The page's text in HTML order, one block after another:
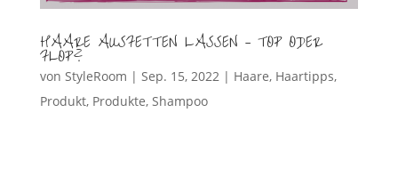
HAARE AUSFETTEN LASSEN – TOP ODER
FLOP?
von StyleRoom | Sep. 15, 2022| Haare, Haartipps,
Produkt, Produkte, Shampoo